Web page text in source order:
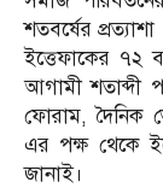
শতবর্ষের প্রত্যাশা
ইত্তেফাকের ৭২
আগামী শতাব্দী
ফোরাম,
এর পক্ষ থেকে
জানাই।